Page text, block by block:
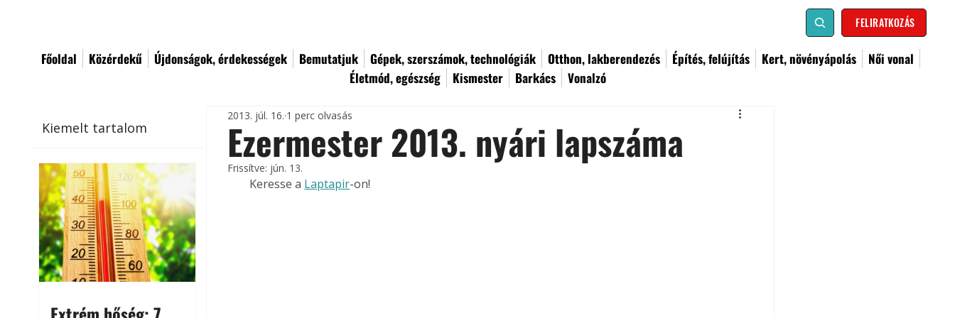
FELIRATKOZÁS
Főoldal Közérdekű Újdonságok, érdekességek Bemutatjuk Gépek, szerszámok, technológiák Otthon, lakberendezés Építés, felújítás Kert, növényápolás
Női vonal
Életmód, egészség
Kismester Barkács Vonalzó
Kiemelt tartalom Ezermester 2013. nyári lapszáma
2013. júl. 16. 1 perc olvasás
Frissítve: jún. 13.
Keresse a Laptapir-on!